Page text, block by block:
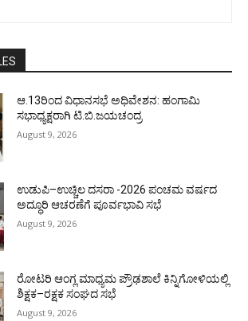
ಆ.13ರಿಂದ ವಿಧಾನಸಭೆ ಅಧಿವೇಶನ: ಹಂಗಾಮಿ
ಸಭಾಧ್ಯಕ್ಷರಾಗಿ ಟಿ.ಬಿ.ಜಯಚಂದ್ರ
August 9, 2026
ಉಡುಪಿ–ಉಚ್ಚಿಲ ದಸರಾ -2026 ಪಂಚಮ ವರ್ಷದ
ಅದ್ಧೂರಿ ಆಚರಣೆಗೆ ಪೂರ್ವಭಾವಿ ಸಭೆ
August 9, 2026
ರೋಟರಿ ಆಂಗ್ಲ ಮಾಧ್ಯಮ ಪ್ರೌಢಶಾಲೆ ಕಿನ್ನಿಗೋಳಿಯಲ್ಲಿ
ಶಿಕ್ಷಕ–ರಕ್ಷಕ ಸಂಘದ ಸಭೆ
August 9, 2026